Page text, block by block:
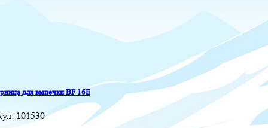
для выпечки BF 16E
101530